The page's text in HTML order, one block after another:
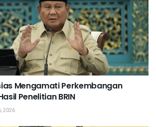
Mengamati Perkembangan
Penelitian BRIN
2026